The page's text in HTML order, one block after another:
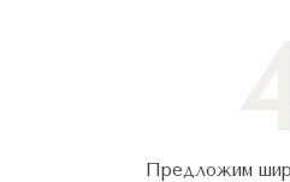
Предложим